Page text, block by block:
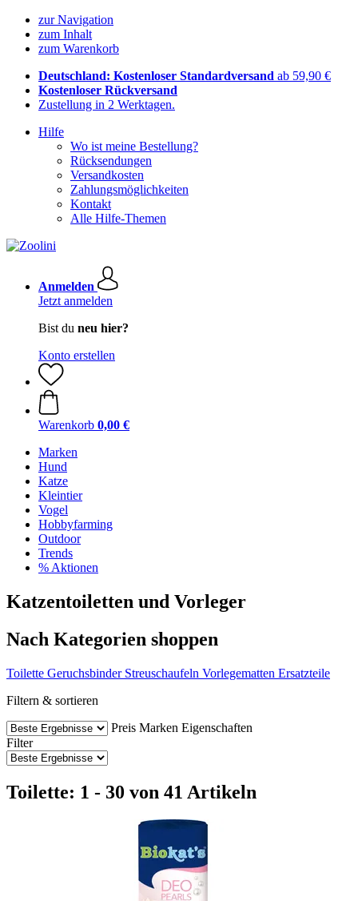
zur Navigation
zum Inhalt
zum Warenkorb
Deutschland: Kostenloser Standardversand ab 59,90 €
Kostenloser Rückversand
Zustellung in 2 Werktagen.
Hilfe
Wo ist meine Bestellung?
Rücksendungen
Versandkosten
Zahlungsmöglichkeiten
Kontakt
Alle Hilfe-Themen
Anmelden
Jetzt anmelden
Bist du neu hier?
Konto erstellen
Warenkorb 0,00 €
Marken
Hund
Katze
Kleintier
Vogel
Hobbyfarming
Outdoor
Trends
% Aktionen
Katzentoiletten und Vorleger
Nach Kategorien shoppen
Toilette Geruchsbinder Streuschaufeln Vorlegematten Ersatzteile
Filtern & sortieren
Preis Marken Eigenschaften
Filter
Toilette: 1 - 30 von 41 Artikeln